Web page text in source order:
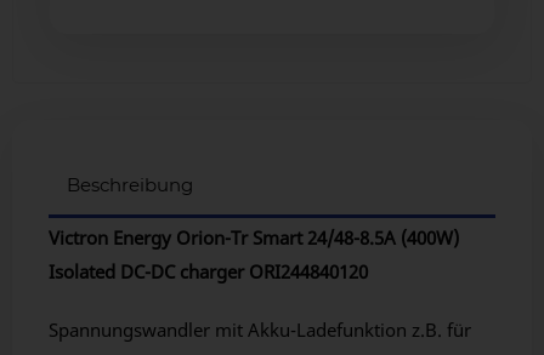
Beschreibung
Victron Energy Orion-Tr Smart 24/48-8.5A (400W)
Isolated DC-DC charger ORI244840120
Spannungswandler mit Akku-Ladefunktion z.B. für